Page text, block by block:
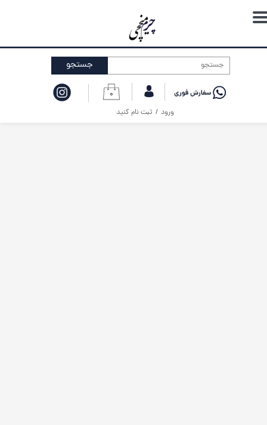
۰
ورود / ثبت نام کنید
حساب کاربری من
تغییر گذر واژه
خروج از حساب کاربری
جستجو